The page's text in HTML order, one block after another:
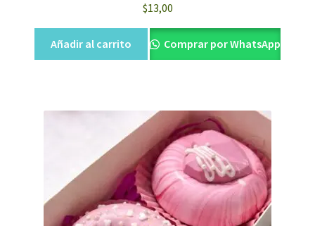
$13,00
Añadir al carrito Comprar por WhatsApp